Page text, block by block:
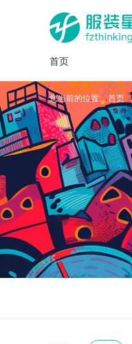
首页
您当前的位置: 首页